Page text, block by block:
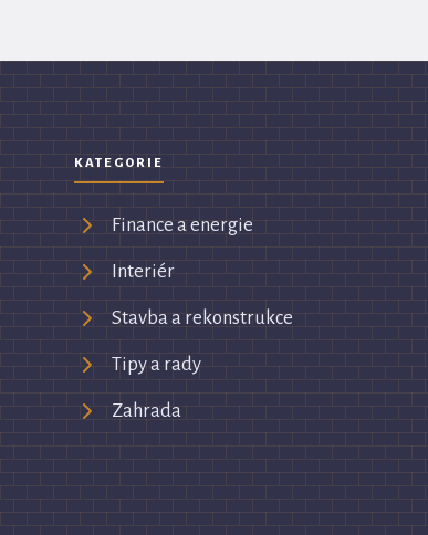
KATEGORIE
Finance a energie
Interiér
Stavba a rekonstrukce
Tipy a rady
Zahrada